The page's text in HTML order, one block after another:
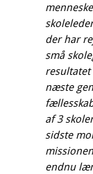
der har
små
næste
af 3
sidste
endnu